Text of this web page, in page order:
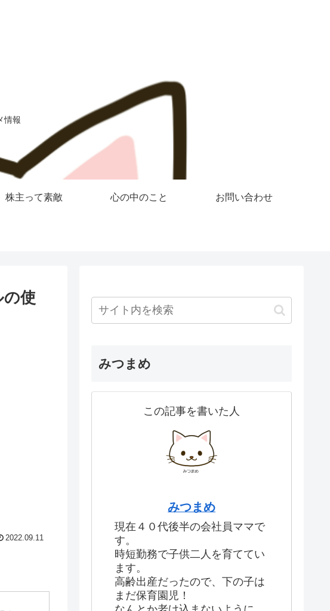
情報
株主って素敵 心の中のこと お問い合わせ
使
2022.09.11
みつまめ
この記事を書いた人
みつまめ
現在４０代後半の会社員ママで
す。
時短勤務で子供二人を育ててい
ます。
高齢出産だったので、下の子は
まだ保育園児！